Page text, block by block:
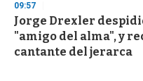
09:57
Jorge Drexler
"amigo del alma", y
cantante del jerarca